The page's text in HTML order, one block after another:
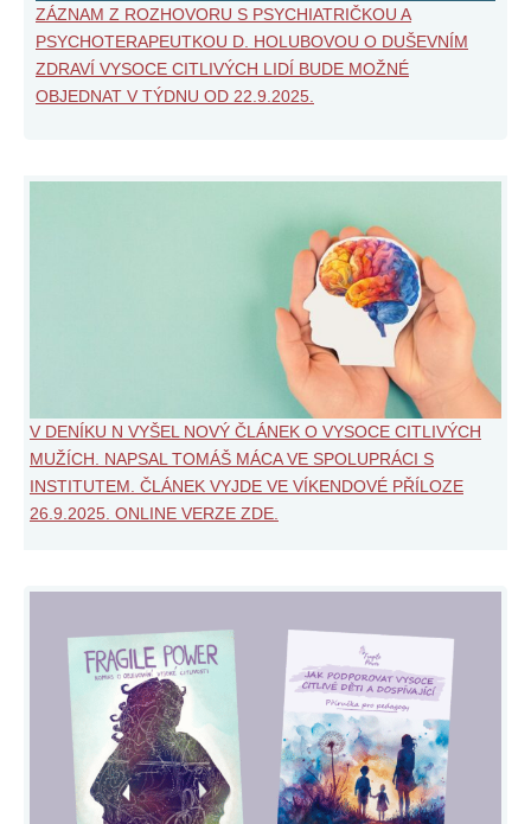
ZÁZNAM Z ROZHOVORU S PSYCHIATRIČKOU A
PSYCHOTERAPEUTKOU D. HOLUBOVOU O DUŠEVNÍM
ZDRAVÍ VYSOCE CITLIVÝCH LIDÍ BUDE MOŽNÉ
OBJEDNAT V TÝDNU OD 22.9.2025.
V DENÍKU N VYŠEL NOVÝ ČLÁNEK O VYSOCE CITLIVÝCH
MUŽÍCH. NAPSAL TOMÁŠ MÁCA VE SPOLUPRÁCI S
INSTITUTEM. ČLÁNEK VYJDE VE VÍKENDOVÉ PŘÍLOZE
26.9.2025. ONLINE VERZE ZDE.